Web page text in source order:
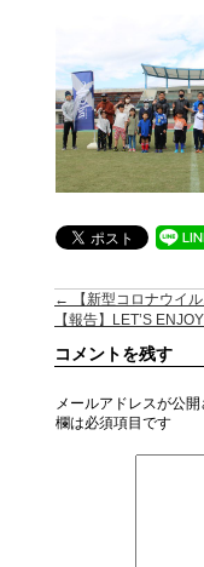
←
【新型コロナウイ
【報告】LET’S
コメントを残す
メールアドレスが公
欄は必須項目です